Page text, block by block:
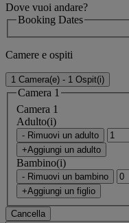
Dove vuoi andare?
Booking Dates
Camere e ospiti
1 Camera(e) - 1 Ospit(i)
Camera 1
Camera 1
Adulto(i)
- Rimuovi un adulto
+Aggiungi un adulto
Bambino(i)
- Rimuovi un bambino
+Aggiungi un figlio
Cancella